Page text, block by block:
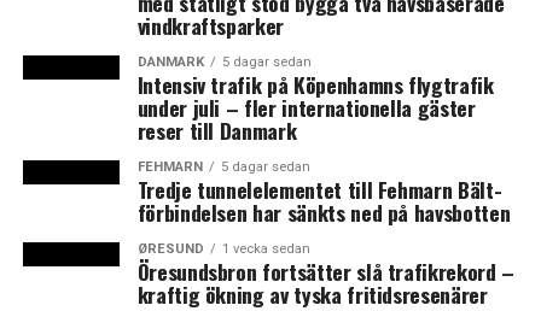
Det svenska beskedet om förlängda gränskontroller
kommer efter att de sex Schengenländer, däribland
Danmark, som i dagsläget utför gränskontroller
gemensamt har diskuterat förlängningar.
EU-kommissionen ska nu granska det svenska beskedet.
Förra gången Sverige förlängde kontrollerna föreslog
kommissionen att Sverige skulle införa gränsnära
kontroller. Men det finns det ingen laglig grund för
ännu, enligt Morgan Johansson.
vindkraftsparker
DANMARK 5 dagar sedan
Intensiv trafik på Köpenhamns flygtrafik
under juli – fler internationella gäster
reser till Danmark
FEHMARN 5 dagar sedan
Tredje tunnelelementet till Fehmarn Bält-
förbindelsen har sänkts ned på havsbotten
ØRESUND 1 vecka sedan
Öresundsbron fortsätter slå trafikrekord –
kraftig ökning av tyska fritidsresenärer